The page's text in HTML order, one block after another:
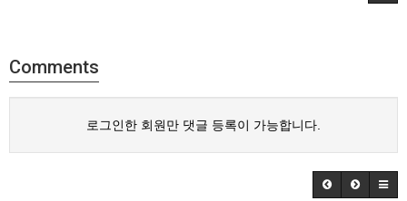
Comments
로그인한 회원만 댓글 등록이 가능합니다.